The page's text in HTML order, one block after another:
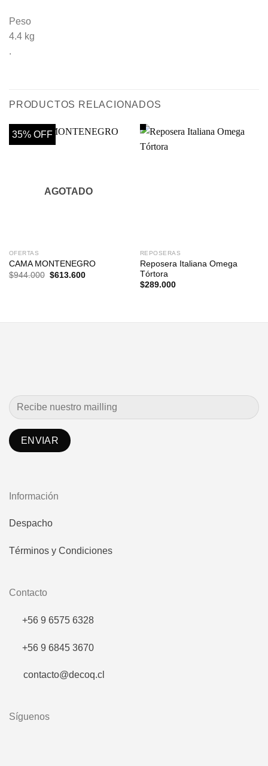
Peso
4.4 kg
.
PRODUCTOS RELACIONADOS
35% OFF
AGOTADO
OFERTAS
CAMA MONTENEGRO
$944.000 El
$613.600El
REPOSERAS
Reposera Italiana Omega
Tórtora
$289.000
Información
Despacho
Términos y Condiciones
Contacto
+56 9 6575 6328
+56 9 6845 3670
contacto@decoq.cl
Síguenos